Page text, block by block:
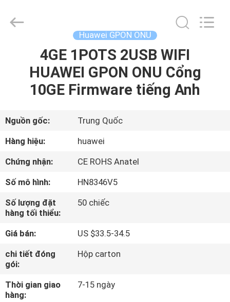
TRANG
SẢN
PHẨM
CHÚNG
TÔI
THAM
QUAN
MÁY
LIMITED.
Huawei GPON ONU
4GE 1POTS 2USB WIFI
HUAWEI GPON ONU Cổng
10GE Firmware tiếng Anh
Nguồn gốc:
Trung Quốc
Hàng hiệu:
huawei
Chứng nhận:
CE ROHS Anatel
Số mô hình:
HN8346V5
Số lượng đặt
hàng tối thiểu:
50 chiếc
Giá bán:
US $33.5-34.5
chi tiết đóng
gói:
Hộp carton
Thời gian giao
hàng:
7-15 ngày